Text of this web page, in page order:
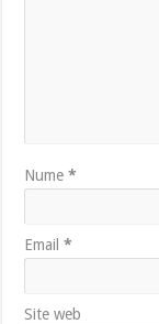
Nume*
Email*
Site web